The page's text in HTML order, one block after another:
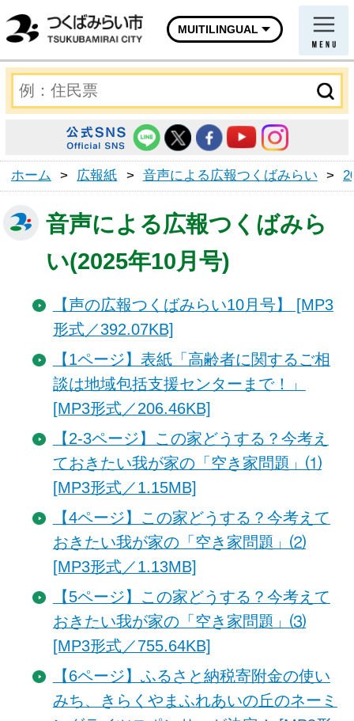
MUITILINGUAL
ホーム > 広報紙 > 音声による広報つくばみらい >
音声による広報つくばみら
い(2025年10月号)
【声の広報つくばみらい10月号】 [MP3
形式／392.07KB]
【1ページ】表紙「高齢者に関するご相
談は地域包括支援センターまで！」
[MP3形式／206.46KB]
【2-3ページ】この家どうする？今考え
ておきたい我が家の「空き家問題」⑴
[MP3形式／1.15MB]
【4ページ】この家どうする？今考えて
おきたい我が家の「空き家問題」⑵
[MP3形式／1.13MB]
【5ページ】この家どうする？今考えて
おきたい我が家の「空き家問題」⑶
[MP3形式／755.64KB]
【6ページ】ふるさと納税寄附金の使い
みち、きらくやまふれあいの丘のネーミ